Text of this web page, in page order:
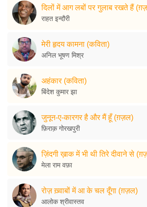
दिलों में आग लबों पर गुलाब रखते हैं
राहत इन्दौरी
मेरी हृदय कामना (कविता)
अनिल भूषण मिश्र
अहंकार (कविता)
बिंदेश कुमार झा
जुनून-ए-कारगर है और मैं हूँ (ग़ज़ल)
फ़िराक़ गोरखपुरी
ज़िंदगी ख़ाक में भी थी तिरे दीवाने से
मेला राम वफ़ा
रोज़ ख़्वाबों में आ के चल दूँगा (ग़ज़ल)
आलोक श्रीवास्तव